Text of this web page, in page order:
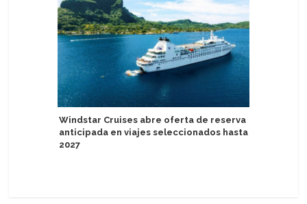
Windstar Cruises abre oferta de reserva
anticipada en viajes seleccionados hasta
2027